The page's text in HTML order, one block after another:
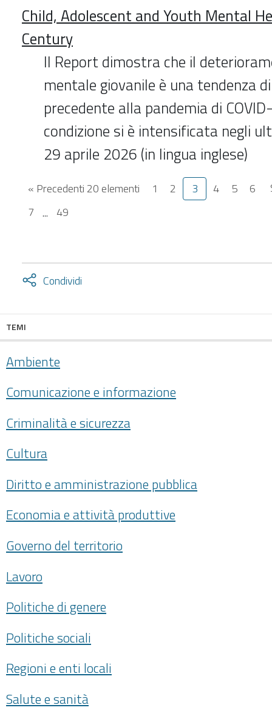
Child, Adolescent and Youth Mental
Century
Il Report dimostra che il
mentale giovanile è una tendenza
precedente alla pandemia di
condizione si è intensificata negli
29 aprile 2026 (in lingua inglese)
« Precedenti 20 elementi 1 2 3 4 5
6
7 ... 49
Condividi
Attiva
TEMI
Ambiente
Comunicazione e informazione
Criminalità e sicurezza
Cultura
Diritto e amministrazione pubblica
Economia e attività produttive
Governo del territorio
Lavoro
Politiche di genere
Politiche sociali
Regioni e enti locali
Salute e sanità